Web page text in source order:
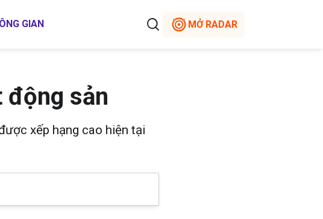
GIAN MỞ RADAR
động sản
xếp hạng cao hiện tại